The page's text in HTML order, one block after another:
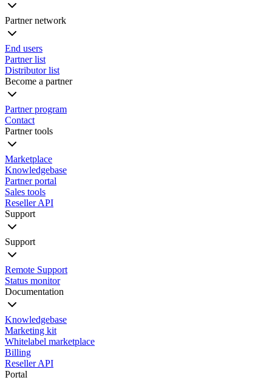
Partner network
End users
Partner list
Distributor list
Become a partner
Partner program
Contact
Partner tools
Marketplace
Knowledgebase
Partner portal
Sales tools
Reseller API
Support
Support
Remote Support
Status monitor
Documentation
Knowledgebase
Marketing kit
Whitelabel marketplace
Billing
Reseller API
Portal